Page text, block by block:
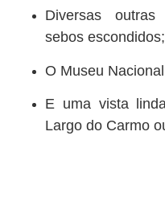
Diversas
sebos escondidos;
O Museu
E uma vista
Largo do Carmo